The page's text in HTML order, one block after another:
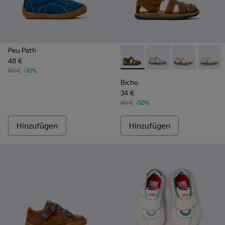
Peu Path
48 €
69 € -30%
Hinzufügen
Bicho - 80372-085 -
Bicho - 80372-088 -
Bicho -Bicho
Bicho
34 €
69 € -50%
Hinzufügen